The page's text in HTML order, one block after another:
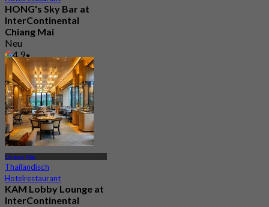
HONG's Sky Bar at
InterContinental
Chiang Mai
Neu
4.9
Aus฿ 337.5
Chiang Mai
Thailändisch
Hotelrestaurant
KAM Lobby Lounge at
InterContinental